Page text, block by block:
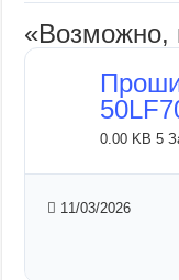
0.00 KB5
11/03/2026